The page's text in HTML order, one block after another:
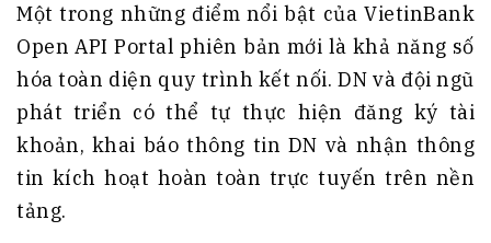
Một trong những điểm nổi bật của VietinBank
Open API Portal phiên bản mới là khả năng số
hóa toàn diện quy trình kết nối. DN và đội ngũ
phát triển có thể tự thực hiện đăng ký tài
khoản, khai báo thông tin DN và nhận thông
tin kích hoạt hoàn toàn trực tuyến trên nền
tảng.